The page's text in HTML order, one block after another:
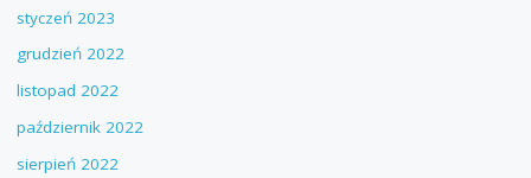
styczeń 2023
grudzień 2022
listopad 2022
październik 2022
sierpień 2022